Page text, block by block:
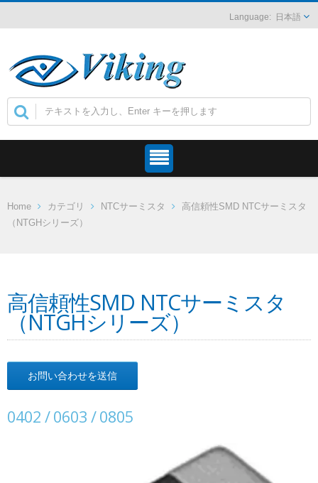
日本語
Home カテゴリ NTCサーミスタ
高信頼性SMD NTCサーミスタ
（NTGHシリーズ）
高信頼性SMD NTCサーミスタ
（NTGHシリーズ）
お問い合わせを送信
0402 / 0603 / 0805